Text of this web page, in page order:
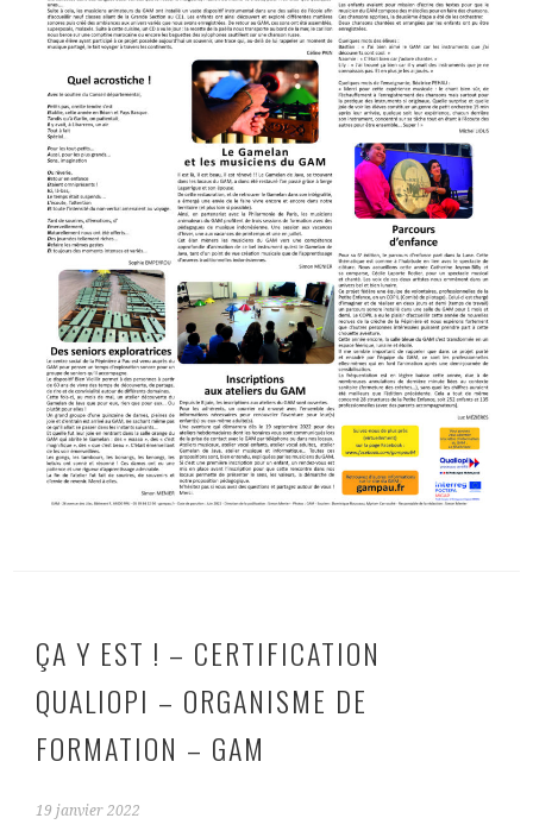
ÇA Y EST ! – CERTIFICATION
QUALIOPI – ORGANISME DE
FORMATION – GAM
19 janvier 2022